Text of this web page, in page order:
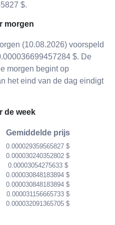
$.
morgen
(10.08.2026) voorspeld
$. De
morgen begint op
het eind van de dag eindigt
de week
Gemiddelde prijs
0.000029359565827 $
0.000030240352802 $
0.00003054275633 $
0.000030848183894 $
0.000030848183894 $
0.000031156665733 $
0.000032091365705 $